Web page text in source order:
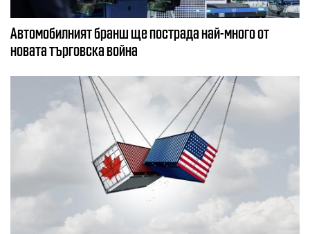
Автомобилният бранш ще пострада най-много от
новата търговска война